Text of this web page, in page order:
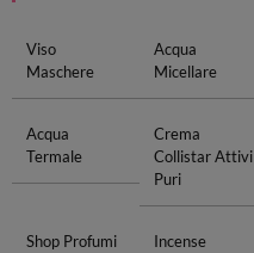
Viso
Maschere
Acqua
Micellare
Acqua
Termale
Crema
Collistar Attivi
Puri
Shop Profumi
Incense